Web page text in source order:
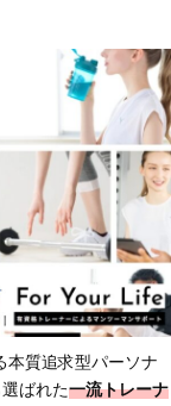
本質追求型パーソナ
選ばれた一流トレーナ